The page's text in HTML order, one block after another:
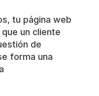
tu página web
un cliente
de
forma una